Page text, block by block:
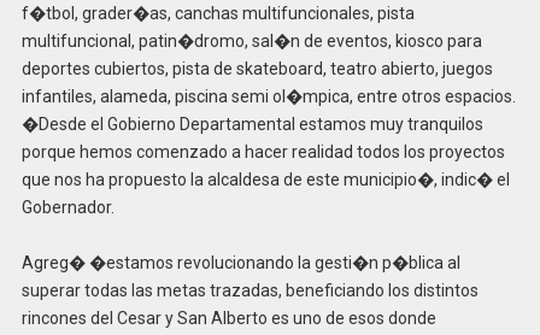
f�tbol, grader�as, canchas multifuncionales, pista
multifuncional, patin�dromo, sal�n de eventos, kiosco para
deportes cubiertos, pista de skateboard, teatro abierto, juegos
infantiles, alameda, piscina semi ol�mpica, entre otros espacios.
�Desde el Gobierno Departamental estamos muy tranquilos
porque hemos comenzado a hacer realidad todos los proyectos
que nos ha propuesto la alcaldesa de este municipio�, indic� el
Gobernador.
Agreg� �estamos revolucionando la gesti�n p�blica al
superar todas las metas trazadas, beneficiando los distintos
rincones del Cesar y San Alberto es uno de esos donde